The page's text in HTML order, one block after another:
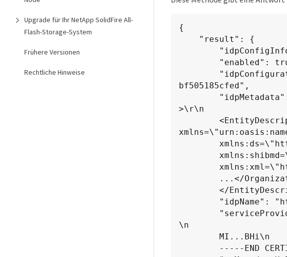
Upgrade für Ihr NetApp SolidFire All-
Flash-Storage-System
Frühere Versionen
Rechtliche Hinweise
{
bf505185cfed",
>\r\n
\n